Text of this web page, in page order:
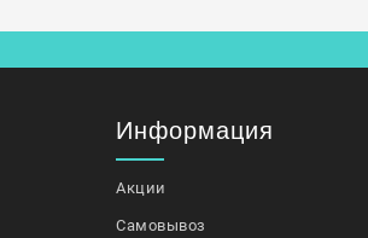
Информация
Акции
Самовывоз